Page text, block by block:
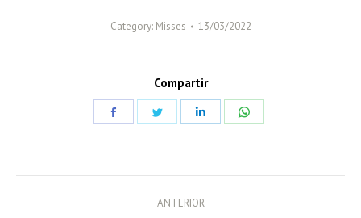
Category: Misses 13/03/2022
Compartir
ANTERIOR